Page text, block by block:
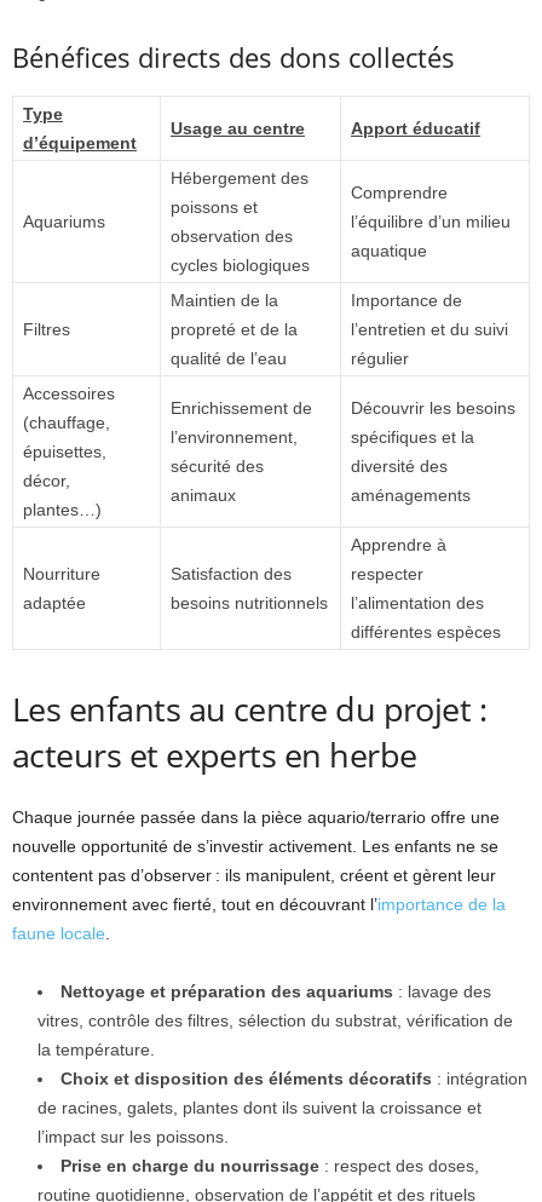
Bénéfices directs des dons collectés
Type
d’équipement
Usage au centre Apport éducatif
Aquariums
Hébergement des
poissons et
observation des
cycles biologiques
Comprendre
l’équilibre d’un milieu
aquatique
Filtres
Maintien de la
propreté et de la
qualité de l’eau
Importance de
l’entretien et du suivi
régulier
Accessoires
(chauffage,
épuisettes,
décor,
plantes…)
Enrichissement de
l’environnement,
sécurité des
animaux
Découvrir les besoins
spécifiques et la
diversité des
aménagements
Nourriture
adaptée
Satisfaction des
besoins nutritionnels
Apprendre à
respecter
l’alimentation des
différentes espèces
Les enfants au centre du projet :
acteurs et experts en herbe
Chaque journée passée dans la pièce aquario/terrario offre une
nouvelle opportunité de s’investir activement. Les enfants ne se
contentent pas d’observer : ils manipulent, créent et gèrent leur
environnement avec fierté, tout en découvrant l’importance de la
faune locale.
Nettoyage et préparation des aquariums : lavage des
vitres, contrôle des filtres, sélection du substrat, vérification de
la température.
Choix et disposition des éléments décoratifs : intégration
de racines, galets, plantes dont ils suivent la croissance et
l’impact sur les poissons.
Prise en charge du nourrissage : respect des doses,
routine quotidienne, observation de l’appétit et des rituels